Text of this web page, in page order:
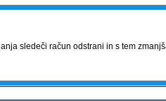
sledeči račun odstrani in s tem